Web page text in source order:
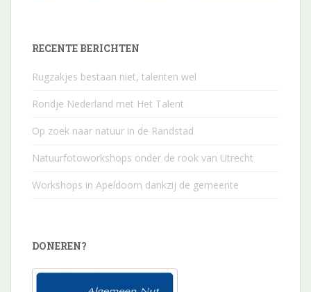
RECENTE BERICHTEN
Rugzakjes bestaan niet, talenten wel
Rondje Nederland met Het Talent
Op zoek naar natuur in de Randstad
Natuurfotoworkshops onder de rook van Utrecht
Workshops in Apeldoorn dankzij de gemeente
DONEREN?